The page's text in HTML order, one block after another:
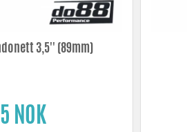
3,5'' (89mm)
NOK